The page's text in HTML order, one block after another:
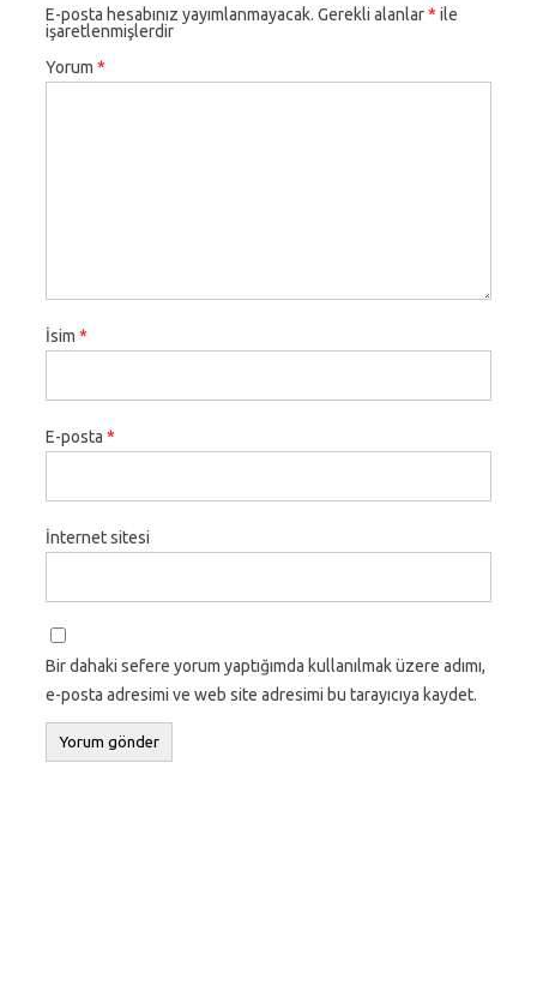
E-posta hesabınız yayımlanmayacak. Gerekli alanlar* ile
işaretlenmişlerdir
Yorum *
İsim *
E-posta *
İnternet sitesi
Bir dahaki sefere yorum yaptığımda kullanılmak üzere adımı,
e-posta adresimi ve web site adresimi bu tarayıcıya kaydet.